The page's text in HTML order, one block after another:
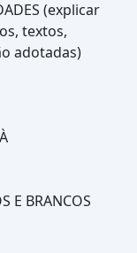
(explicar
textos,
adotadas)
E BRANCOS